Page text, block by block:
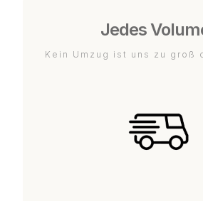
Jedes
Kein Umzug ist uns zu groß